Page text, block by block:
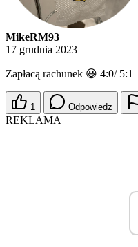
MikeRM93
17 grudnia 2023
Zapłacą rachunek 😃 4:0/ 5:1
1 Odpowiedz
REKLAMA